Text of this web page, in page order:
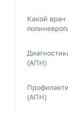
Какой врач
(АПН)
(АПН)